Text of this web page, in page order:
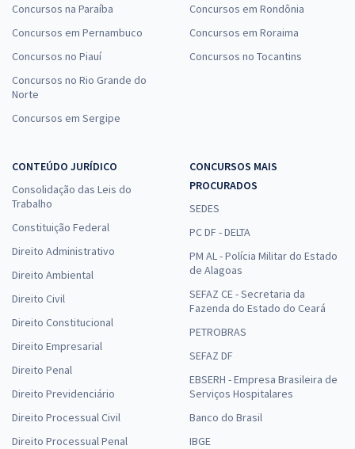
Concursos na Paraíba
Concursos em Pernambuco
Concursos no Piauí
Concursos no Rio Grande do
Norte
Concursos em Sergipe
Concursos em Rondônia
Concursos em Roraima
Concursos no Tocantins
CONTEÚDO JURÍDICO
Consolidação das Leis do
Trabalho
Constituição Federal
Direito Administrativo
Direito Ambiental
Direito Civil
Direito Constitucional
Direito Empresarial
Direito Penal
Direito Previdenciário
Direito Processual Civil
Direito Processual Penal
CONCURSOS MAIS
PROCURADOS
SEDES
PC DF - DELTA
PM AL - Polícia Militar do Estado
de Alagoas
SEFAZ CE - Secretaria da
Fazenda do Estado do Ceará
PETROBRAS
SEFAZ DF
EBSERH - Empresa Brasileira de
Serviços Hospitalares
Banco do Brasil
IBGE